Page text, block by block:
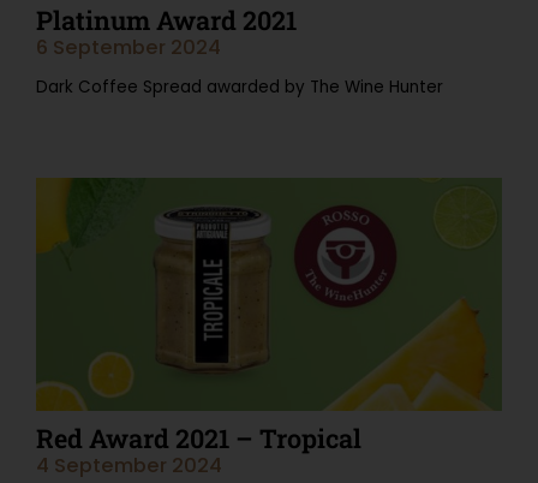
Platinum Award 2021
6 September 2024
Dark Coffee Spread awarded by The Wine Hunter
Red Award 2021 – Tropical
4 September 2024